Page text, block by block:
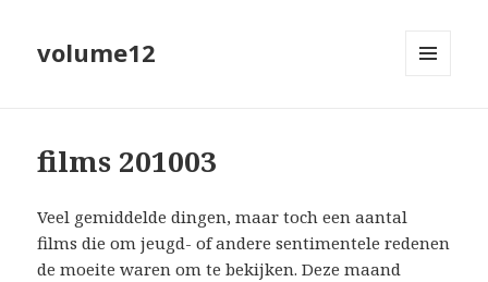
volume12
films 201003
Veel gemiddelde dingen, maar toch een aantal
films die om jeugd- of andere sentimentele redenen
de moeite waren om te bekijken. Deze maand